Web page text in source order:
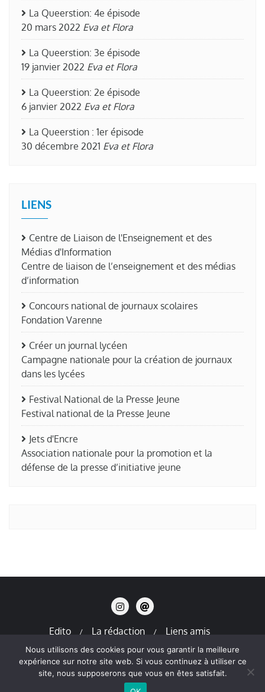
La Queerstion: 4e épisode
20 mars 2022 Eva et Flora
La Queerstion: 3e épisode
19 janvier 2022 Eva et Flora
La Queerstion: 2e épisode
6 janvier 2022 Eva et Flora
La Queerstion : 1er épisode
30 décembre 2021 Eva et Flora
LIENS
Centre de Liaison de l'Enseignement et des
Médias d'Information
Centre de liaison de l’enseignement et des médias
d’information
Concours national de journaux scolaires
Fondation Varenne
Créer un journal lycéen
Campagne nationale pour la création de journaux
dans les lycées
Festival National de la Presse Jeune
Festival national de la Presse Jeune
Jets d'Encre
Association nationale pour la promotion et la
défense de la presse d’initiative jeune
Edito La rédaction
Liens amis
Mentions légales
Copyright ©2026 La Terre en Thiers . All rights reserved.
&Designed by
Nous utilisons des cookies pour vous garantir la meilleure
expérience sur notre site web. Si vous continuez à utiliser ce
site, nous supposerons que vous en êtes satisfait.